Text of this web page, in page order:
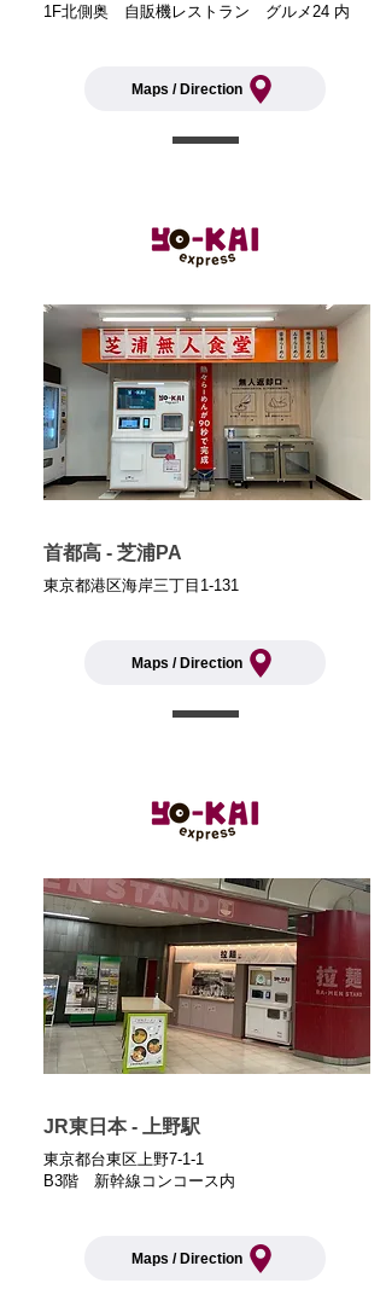
1F北側奥 自販機レストラン グルメ24 内
Maps / Direction
首都高 - 芝浦PA
東京都港区海岸三丁目1-131
Maps / Direction
JR東日本 - 上野駅
東京都台東区上野7-1-1
​B3階 新幹線コンコース内
Maps / Direction